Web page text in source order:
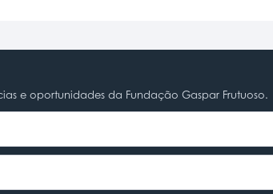
e oportunidades da Fundação Gaspar Frutuoso.